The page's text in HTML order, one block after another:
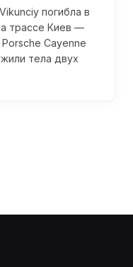
погибла в
трассе Киев —
Cayenne
тела двух